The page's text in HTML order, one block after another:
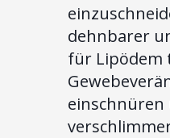
dehnbarer
für Lipödem
einschnüren